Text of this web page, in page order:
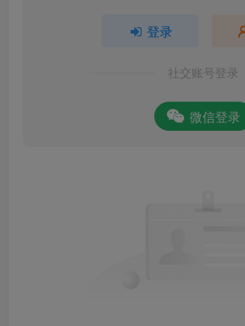
登录
社交账号登录
微信登录